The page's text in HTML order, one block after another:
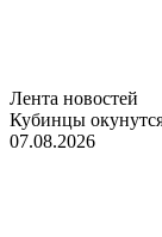
Лента новостей
Кубинцы
07.08.2026